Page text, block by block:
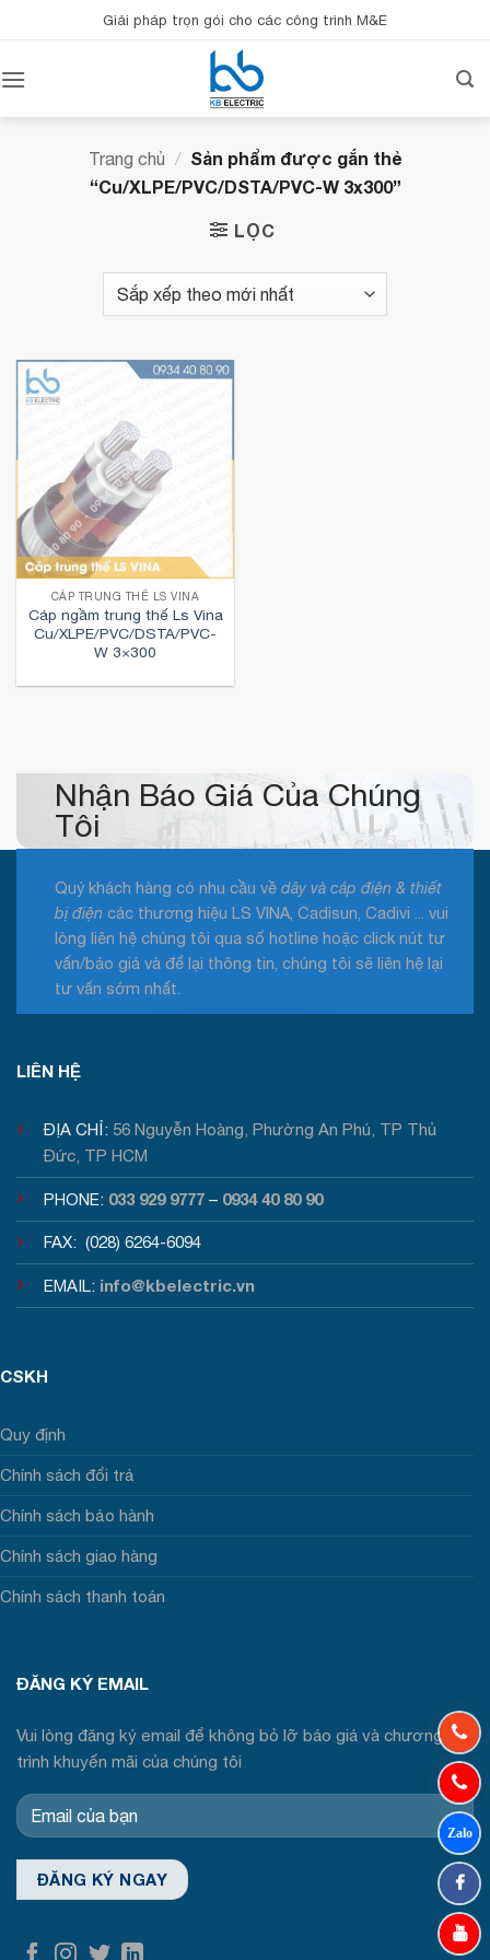
qua
dung
Giải pháp trọn gói cho các công trình M&E
Trang chủ / Sản phẩm được gắn thẻ
“Cu/XLPE/PVC/DSTA/PVC-W 3x300”
LỌC
CÁP TRUNG THẾ LS VINA
Cáp ngầm trung thế Ls Vina
Cu/XLPE/PVC/DSTA/PVC-
W 3×300
Nhận Báo Giá Của Chúng
Tôi
Quý khách hàng có nhu cầu về dây và cáp điện & thiết
bị điện các thương hiệu LS VINA, Cadisun, Cadivi ... vui
lòng liên hệ chúng tôi qua số hotline hoặc click nút tư
vấn/báo giá và để lại thông tin, chúng tôi sẽ liên hệ lại
tư vấn sớm nhất.
LIÊN HỆ
ĐỊA CHỈ: 56 Nguyễn Hoàng, Phường An Phú, TP Thủ
Đức, TP HCM
PHONE: 033 929 9777 – 0934 40 80 90
FAX: (028) 6264-6094
EMAIL: info@kbelectric.vn
CSKH
Quy định
Chính sách đổi trả
Chính sách bảo hành
Chính sách giao hàng
Chính sách thanh toán
ĐĂNG KÝ EMAIL
Vui lòng đăng ký email để không bỏ lỡ báo giá và chương
trình khuyến mãi của chúng tôi